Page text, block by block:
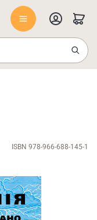
ISBN 978-966-688-145-1